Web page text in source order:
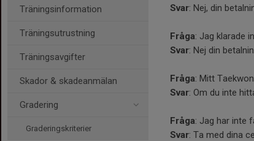
Träningsinformation
Träningsutrustning
Träningsavgifter
Skador & skadeanmälan
Gradering
Graderingskriterier
Svar: Nej, din
Fråga: Jag klarade
Svar: Nej din
Fråga: Mitt
Svar: Om du inte
Fråga: Jag har inte
Svar: Ta med dina